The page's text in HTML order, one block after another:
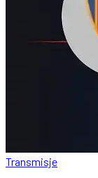
Transmisje